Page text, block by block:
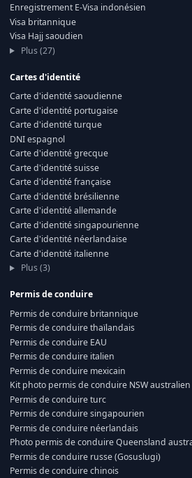
Enregistrement E-Visa indonésien
Visa britannique
Visa Hajj saoudien
Plus (27)
Cartes d'identité
Carte d'identité saoudienne
Carte d'identité portugaise
Carte d'identité turque
DNI espagnol
Carte d'identité grecque
Carte d'identité suisse
Carte d'identité française
Carte d'identité brésilienne
Carte d'identité allemande
Carte d'identité singapourienne
Carte d'identité néerlandaise
Carte d'identité italienne
Plus (3)
Permis de conduire
Permis de conduire britannique
Permis de conduire thaïlandais
Permis de conduire EAU
Permis de conduire italien
Permis de conduire mexicain
Kit photo permis de conduire NSW australien
Permis de conduire turc
Permis de conduire singapourien
Permis de conduire néerlandais
Photo permis de conduire Queensland
Permis de conduire russe (Gosuslugi)
Permis de conduire chinois